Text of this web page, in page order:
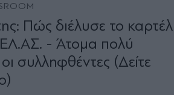
Πώς διέλυσε το καρτέλ
- Άτομα πολύ
συλληφθέντες (Δείτε